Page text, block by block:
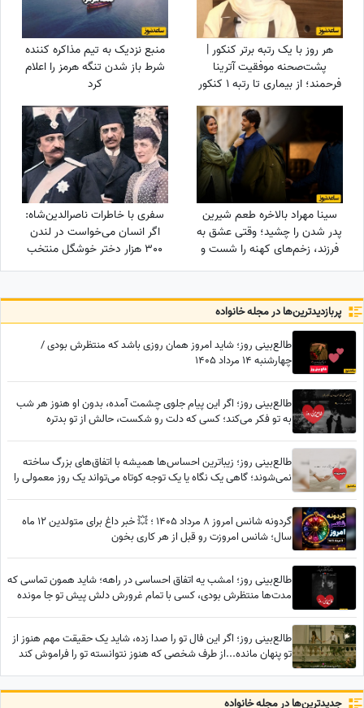
هر روز با یک رتبه برتر کنکور |
پشت‌صحنه موفقیت آترینا
فرحمند؛ از بیماری تا رتبه 1 کنکور
تجربی
منبع نزدیک به تیم مذاکره کننده
شرط باز شدن تنگه هرمز را اعلام
کرد
سینا مهراد بالاخره طعم شیرین
پدر شدن را چشید؛ وقتی عشق به
فرزند، زخم‌های کهنه را شست و
در نهایت همان چیزی نصیبش
می‌خواهند!
سفری با خاطرات ناصرالدین‌شاه:
اگر انسان می‌خواست در لندن
300 هزار دختر خوشگل منتخب
می‌کرد، خیلی اوضاع غریبی بود/
پربازدید‌ترین‌ها در مجله خانواده
طالع‌بینی روز؛ شاید امروز همان روزی باشد که منتظرش بودی /
چهارشنبه 14 مرداد 1405
طالع‌بینی روز؛ اگر این پیام جلوی چشمت آمده، بدون او هنوز هر شب
به تو فکر می‌کند؛ کسی که دلت رو شکست، حالش از تو بدتره
طالع‌بینی روز؛ زیباترین احساس‌ها همیشه با اتفاق‌های بزرگ ساخته
نمی‌شوند؛ گاهی یک نگاه یا یک توجه کوتاه می‌تواند یک روز معمولی را
گردونه شانس امروز 8 مرداد 1405 ؛ 💥 خبر داغ برای متولدین 12 ماه
سال؛ شانس امروزت رو قبل از هر کاری بخون
طالع‌بینی روز؛ امشب یه اتفاق احساسی در راهه؛ شاید همون تماسی که
مدت‌ها منتظرش بودی، کسی با تمام غرورش دلش پیش تو جا مونده
طالع‌بینی روز؛ اگر این فال تو را صدا زده، شاید یک حقیقت مهم هنوز از
تو پنهان مانده...از طرف شخصی که هنوز نتوانسته تو را فراموش کند
جدید‌ترین‌ها در مجله خانواده